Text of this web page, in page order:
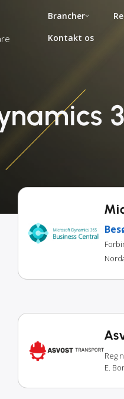
Brancher
Kontakt os
Reg
E.